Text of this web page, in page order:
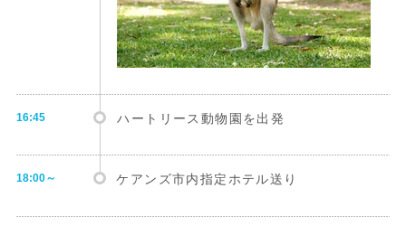
16:45 ハートリース動物園を出発
18:00～ ケアンズ市内指定ホテル送り